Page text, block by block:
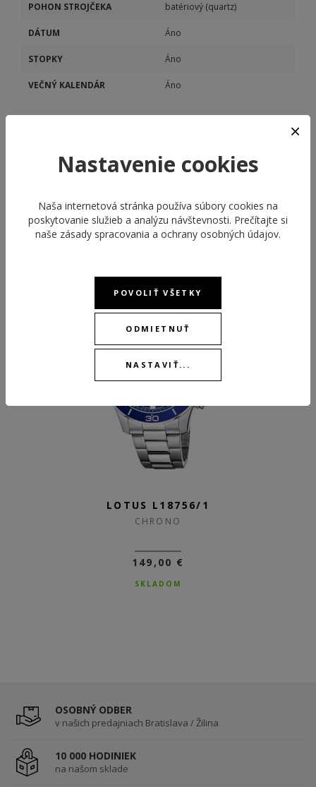
POHON STROJČEKA batériový (quartz)
DÁTUM Áno
STOPKY Áno
VEČNÝ KALENDÁR Áno
ODPORÚČANÉ PRODUKTY
LOTUS L18756/1
CHRONO
149,00 €
SKLADOM
OSOBNÝ ODBER
v našich predajniach Bratislava / Žilina
10 000 HODINIEK
na našom sklade
Nastavenie cookies
Naša internetová stránka používa súbory cookies na
poskytovanie služieb a analýzu návštevnosti. Prečítajte si
naše zásady spracovania a ochrany osobných údajov.
POVOLIŤ VŠETKY
ODMIETNUŤ
NASTAVIŤ...